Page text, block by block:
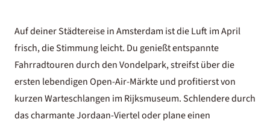
Auf deinerStädtereise in Amsterdam ist die Luft im April
frisch, die Stimmung leicht. Du genießt entspannte
Fahrradtouren durch den Vondelpark, streifst über die
ersten lebendigen Open-Air-Märkte und profitierst von
kurzen Warteschlangen im Rijksmuseum. Schlendere durch
das charmante Jordaan-Viertel oder plane einen